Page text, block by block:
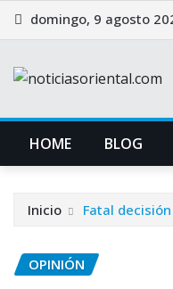
Saltar
al
domingo, 9 agosto
HOME BLOG
Inicio Fatal
OPINIÓN